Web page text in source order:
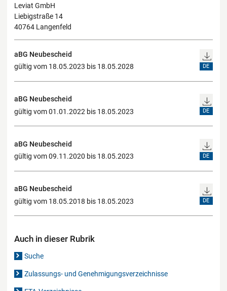
Leviat GmbH
Liebigstraße 14
40764 Langenfeld
aBG Neubescheid
gültig vom 18.05.2023 bis 18.05.2028
DE
aBG Neubescheid
gültig vom 01.01.2022 bis 18.05.2023
DE
aBG Neubescheid
gültig vom 09.11.2020 bis 18.05.2023
DE
aBG Neubescheid
gültig vom 18.05.2018 bis 18.05.2023
DE
Auch in dieser Rubrik
Suche
Zulassungs- und Genehmigungsverzeichnisse